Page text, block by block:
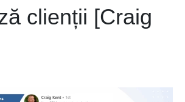
clienții [Craig